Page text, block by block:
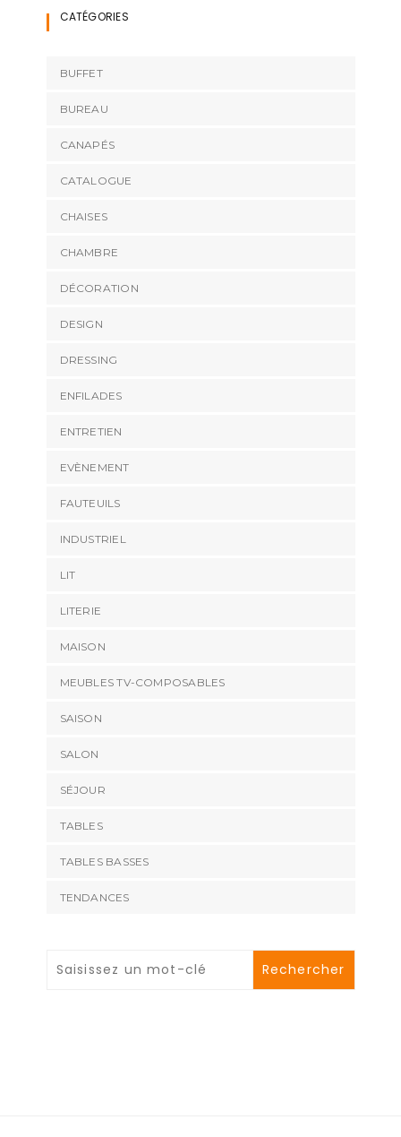
CATÉGORIES
BUFFET
BUREAU
CANAPÉS
CATALOGUE
CHAISES
CHAMBRE
DÉCORATION
DESIGN
DRESSING
ENFILADES
ENTRETIEN
EVÈNEMENT
FAUTEUILS
INDUSTRIEL
LIT
LITERIE
MAISON
MEUBLES TV-COMPOSABLES
SAISON
SALON
SÉJOUR
TABLES
TABLES BASSES
TENDANCES